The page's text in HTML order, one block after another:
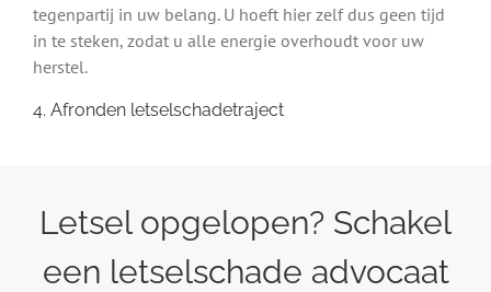
tegenpartij in uw belang. U hoeft hier zelf dus geen tijd
in te steken, zodat u alle energie overhoudt voor uw
herstel.
4. Afronden letselschadetraject
Letsel opgelopen? Schakel
een letselschade advocaat